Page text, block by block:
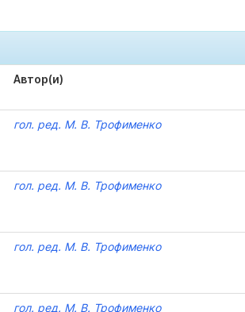
Автор(и)
гол. ред. М. В. Трофименко
гол. ред. М. В. Трофименко
гол. ред. М. В. Трофименко
гол. ред. М. В. Трофименко